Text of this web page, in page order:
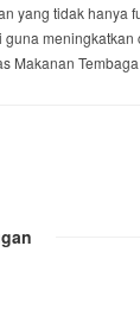
yang tidak hanya
meningkatkan
Makanan